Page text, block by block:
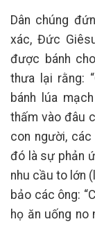
Dân chúng
xác, Đức
được bánh
thưa lại rằng:
bánh lúa
thấm vào đâu
con người,
đó là sự phản
nhu cầu to lớn
bảo các ông:
họ ăn uống